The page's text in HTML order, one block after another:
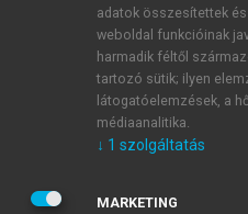
E-MAIL-CÍM
JELSZÓ
adatok összesítettek
weboldal funkcióinak
harmadik féltől
tartozó sütik; ilyen
látogatóelemzések, a
médiaanalitika.
↓ 1 szolgáltatás
MARKETING